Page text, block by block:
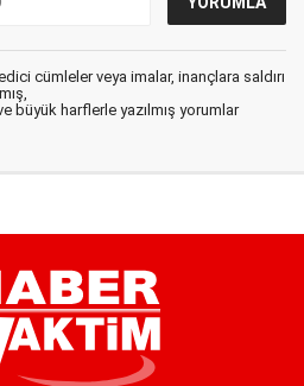
cümleler veya imalar, inançlara saldırı
büyük harflerle yazılmış yorumlar